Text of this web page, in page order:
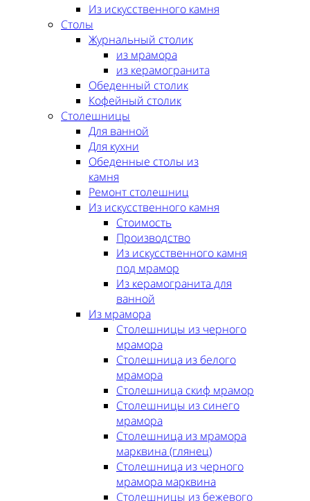
Из искусственного камня
Столы
Журнальный столик
из мрамора
из керамогранита
Обеденный столик
Кофейный столик
Столешницы
Для ванной
Для кухни
Обеденные столы из
камня
Ремонт столешниц
Из искусственного камня
Стоимость
Производство
Из искусственного камня
под мрамор
Из керамогранита для
ванной
Из мрамора
Столешницы из черного
мрамора
Столешница из белого
мрамора
Столешница скиф мрамор
Столешницы из синего
мрамора
Столешница из мрамора
марквина (глянец)
Столешница из черного
мрамора марквина
Столешницы из бежевого